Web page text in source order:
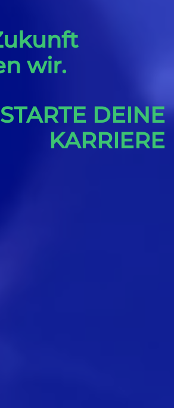
wir.
STARTE DEINE
KARRIERE